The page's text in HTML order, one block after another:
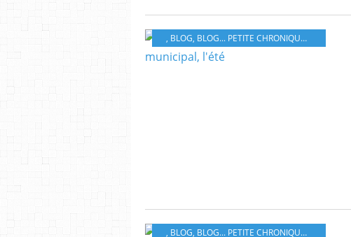
, BLOG, BLOG... PETITE CHRONIQUE ÉBROÏCIENNE
, BLOG, BLOG... PETITE CHRONIQUE ÉBROÏCIENNE